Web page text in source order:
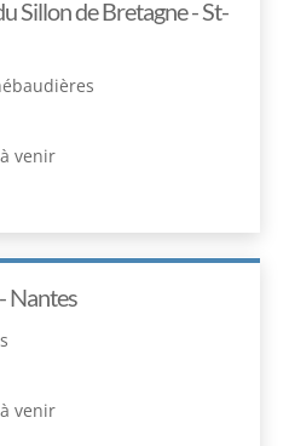
Sillon de Bretagne - St-
venir
Nantes
venir